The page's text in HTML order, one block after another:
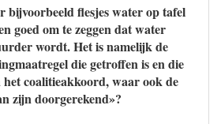
bijvoorbeeld flesjes water op tafel
goed om te zeggen dat water
wordt. Het is namelijk de
die getroffen is en die
het coalitieakkoord, waar ook de
zijn doorgerekend»?